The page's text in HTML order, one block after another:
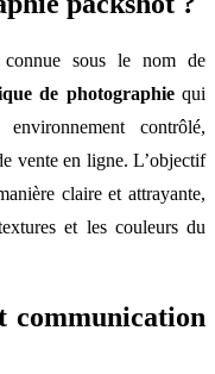
connue sous le nom de
de photographie qui
contrôlé,
vente en ligne. L’objectif
claire et attrayante,
et les couleurs du
communication